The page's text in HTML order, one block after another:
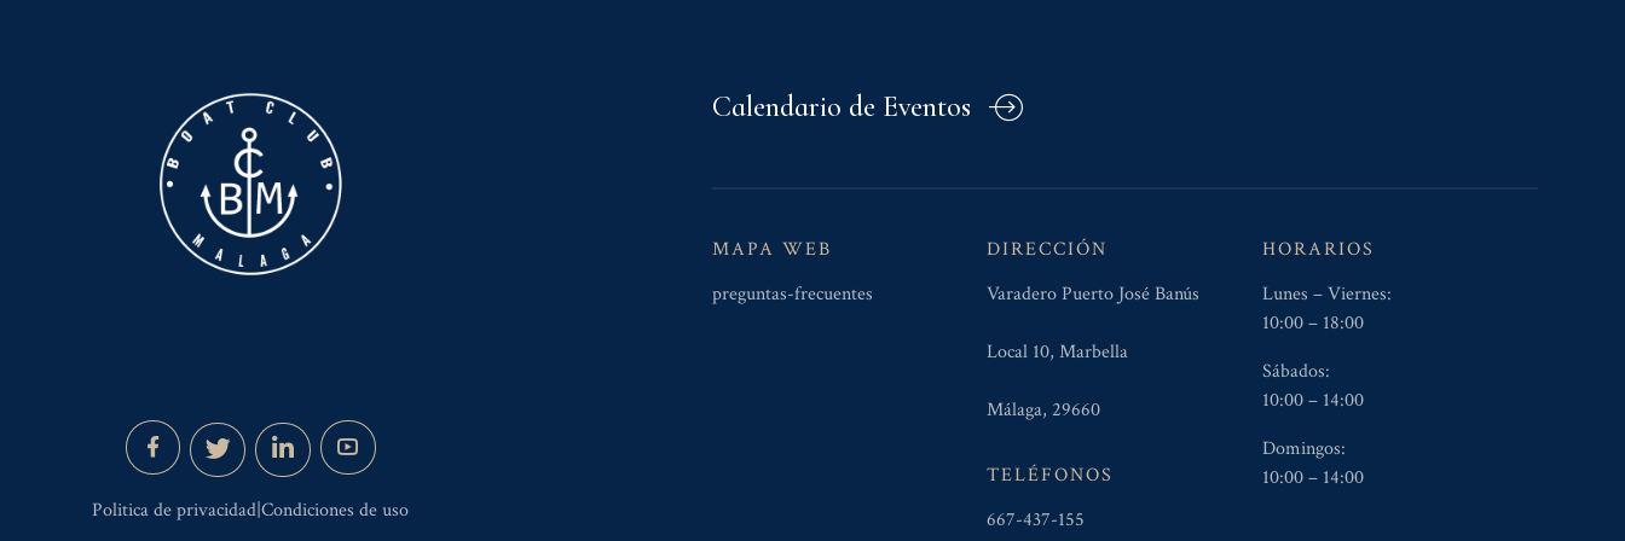
Politica de privacidad|Condiciones de uso
Calendario de Eventos
MAPA WEB
preguntas-frecuentes
DIRECCIÓN
Varadero Puerto José Banús
Local 10, Marbella
Málaga, 29660
TELÉFONOS
667-437-155
HORARIOS
Lunes – Viernes:
10:00 – 18:00
Sábados:
10:00 – 14:00
Domingos:
10:00 – 14:00